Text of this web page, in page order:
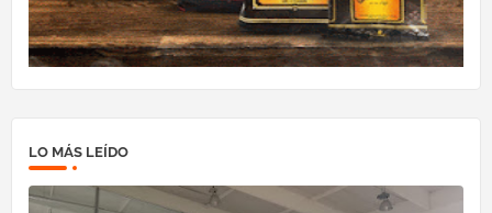
LO MÁS LEÍDO